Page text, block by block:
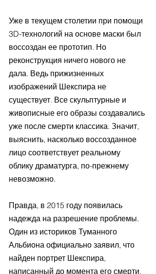
Уже в текущем столетии при помощи
3D-технологий на основе маски был
воссоздан ее прототип. Но
реконструкция ничего нового не
дала. Ведь прижизненных
изображений Шекспира не
существует. Все скульптурные и
живописные его образы создавались
уже после смерти классика. Значит,
выяснить, насколько воссозданное
лицо соответствует реальному
облику драматурга, по-прежнему
невозможно.
Правда, в 2015 году появилась
надежда на разрешение проблемы.
Один из историков Туманного
Альбиона официально заявил, что
найден портрет Шекспира,
написанный до момента его смерти.